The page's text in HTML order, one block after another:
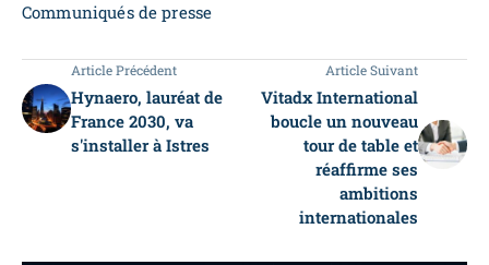
Communiqués de presse
Article Précédent
Hynaero, lauréat de
France 2030, va
s'installer à Istres
Article Suivant
Vitadx International
boucle un nouveau
tour de table et
réaffirme ses
ambitions
internationales